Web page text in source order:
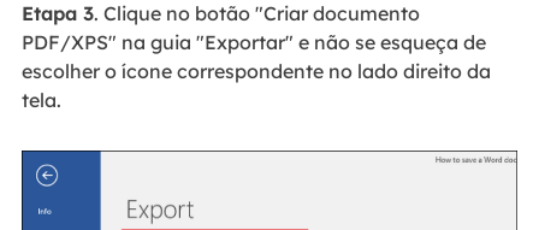
Etapa 3. Clique no botão "Criar documento
PDF/XPS" na guia "Exportar" e não se esqueça de
escolher o ícone correspondente no lado direito da
tela.